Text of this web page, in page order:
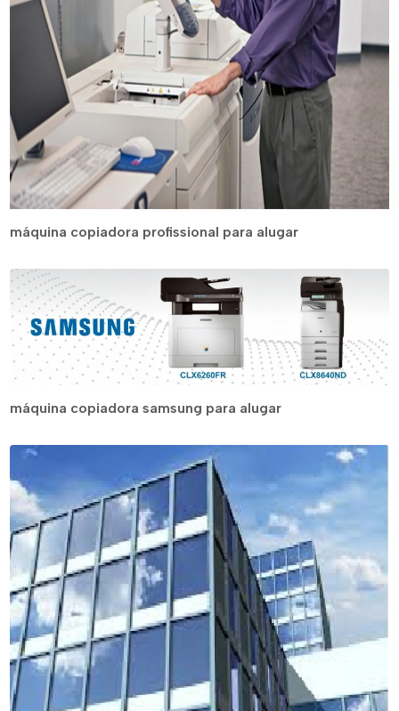
máquina copiadora profissional para alugar
máquina copiadora samsung para alugar